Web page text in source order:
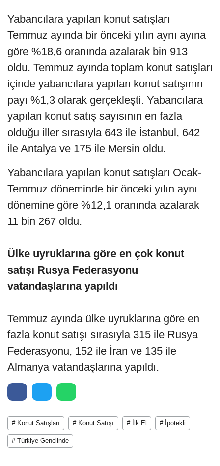
Yabancılara yapılan konut satışları
Temmuz ayında bir önceki yılın aynı ayına
göre %18,6 oranında azalarak bin 913
oldu. Temmuz ayında toplam konut satışları
içinde yabancılara yapılan konut satışının
payı %1,3 olarak gerçekleşti. Yabancılara
yapılan konut satış sayısının en fazla
olduğu iller sırasıyla 643 ile İstanbul, 642
ile Antalya ve 175 ile Mersin oldu.
Yabancılara yapılan konut satışları Ocak-
Temmuz döneminde bir önceki yılın aynı
dönemine göre %12,1 oranında azalarak
11 bin 267 oldu.
Ülke uyruklarına göre en çok konut
satışı Rusya Federasyonu
vatandaşlarına yapıldı
Temmuz ayında ülke uyruklarına göre en
fazla konut satışı sırasıyla 315 ile Rusya
Federasyonu, 152 ile İran ve 135 ile
Almanya vatandaşlarına yapıldı.
# Konut Satışları # Konut Satışı # İlk El # İpotekli
# Türkiye Genelinde